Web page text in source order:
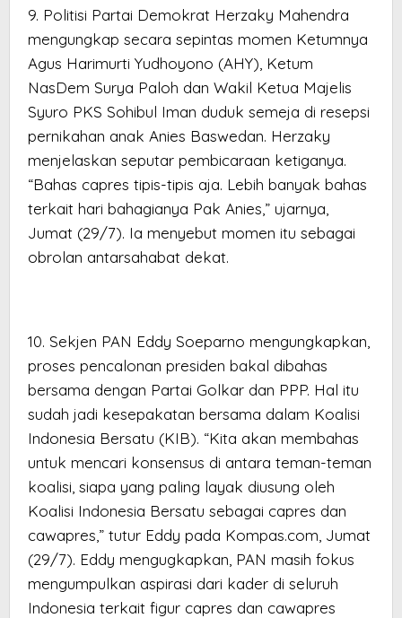
9. Politisi Partai Demokrat Herzaky Mahendra
mengungkap secara sepintas momen Ketumnya
Agus Harimurti Yudhoyono (AHY), Ketum
NasDem Surya Paloh dan Wakil Ketua Majelis
Syuro PKS Sohibul Iman duduk semeja di resepsi
pernikahan anak Anies Baswedan. Herzaky
menjelaskan seputar pembicaraan ketiganya.
“Bahas capres tipis-tipis aja. Lebih banyak bahas
terkait hari bahagianya Pak Anies,” ujarnya,
Jumat (29/7). Ia menyebut momen itu sebagai
obrolan antarsahabat dekat.
10. Sekjen PAN Eddy Soeparno mengungkapkan,
proses pencalonan presiden bakal dibahas
bersama dengan Partai Golkar dan PPP. Hal itu
sudah jadi kesepakatan bersama dalam Koalisi
Indonesia Bersatu (KIB). “Kita akan membahas
untuk mencari konsensus di antara teman-teman
koalisi, siapa yang paling layak diusung oleh
Koalisi Indonesia Bersatu sebagai capres dan
cawapres,” tutur Eddy pada Kompas.com, Jumat
(29/7). Eddy mengugkapkan, PAN masih fokus
mengumpulkan aspirasi dari kader di seluruh
Indonesia terkait figur capres dan cawapres